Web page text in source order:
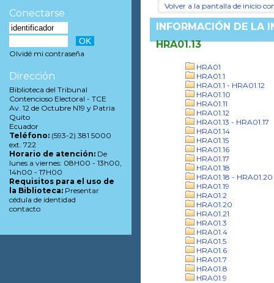
Volver a la pantalla de inicio
INFORMACIÓN DE LA
HRA01.13
HRA01
HRA01.1
HRA01.1 - HRA01.12
HRA01.10
HRA01.11
HRA01.12
HRA01.13 - HRA01.17
HRA01.14
HRA01.15
HRA01.16
HRA01.17
HRA01.18
HRA01.18 - HRA01.20
HRA01.19
HRA01.2
HRA01.20
HRA01.21
HRA01.3
HRA01.4
HRA01.5
HRA01.6
HRA01.7
HRA01.8
HRA01.9
Conectarse
Olvidé mi contraseña
Dirección
Biblioteca del Tribunal
Contencioso Electoral - TCE
Av. 12 de Octubre N19 y Patria
Quito
Ecuador
Teléfono: (593-2) 381 5000
ext. 722
Horario de atención: De
lunes a viernes: 08H00 - 13h00,
14h00 - 17H00
Requisitos para el uso de
la Biblioteca: Presentar
cédula de identidad
contacto